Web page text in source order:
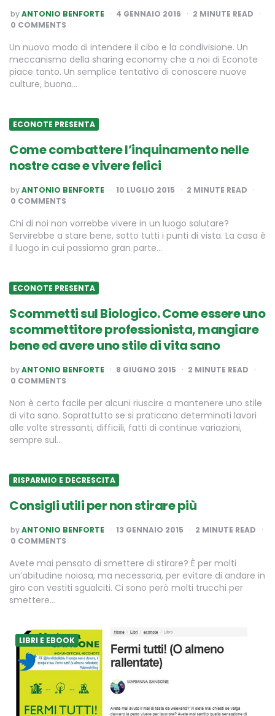
POSTED
BY
byANTONIO BENFORTE 4 GENNAIO 2016 2 MINUTE READ
0 COMMENTS
Un nuovo modo di intendere il cibo e la condivisione. Un
meccanismo della sharing economy che a noi di Econote
piace tanto. Un semplice tentativo di conoscere nuove
culture, buona…
ECONOTE PRESENTA
Come combattere l’inquinamento nelle
nostre case e vivere felici
POSTED
BY
byANTONIO BENFORTE 10 LUGLIO 2015 2 MINUTE READ
0 COMMENTS
Chi di noi non vorrebbe vivere in un luogo salutare?
Servirebbe a stare bene, sotto tutti i punti di vista. La casa è
il luogo in cui passiamo gran parte…
ECONOTE PRESENTA
Scommetti sul Biologico. Come essere uno
scommettitore professionista, mangiare
bene ed avere uno stile di vita sano
POSTED
BY
byANTONIO BENFORTE 8 GIUGNO 2015 2 MINUTE READ
0 COMMENTS
Non è certo facile per alcuni riuscire a mantenere uno stile
di vita sano. Soprattutto se si praticano determinati lavori
alle volte stressanti, difficili, fatti di continue variazioni,
sempre sul…
RISPARMIO E DECRESCITA
Consigli utili per non stirare più
POSTED
BY
byANTONIO BENFORTE 13 GENNAIO 2015 2 MINUTE READ
0 COMMENTS
Avete mai pensato di smettere di stirare? È per molti
un’abitudine noiosa, ma necessaria, per evitare di andare in
giro con vestiti sgualciti. Ci sono però molti trucchi per
smettere…
LIBRI E EBOOK